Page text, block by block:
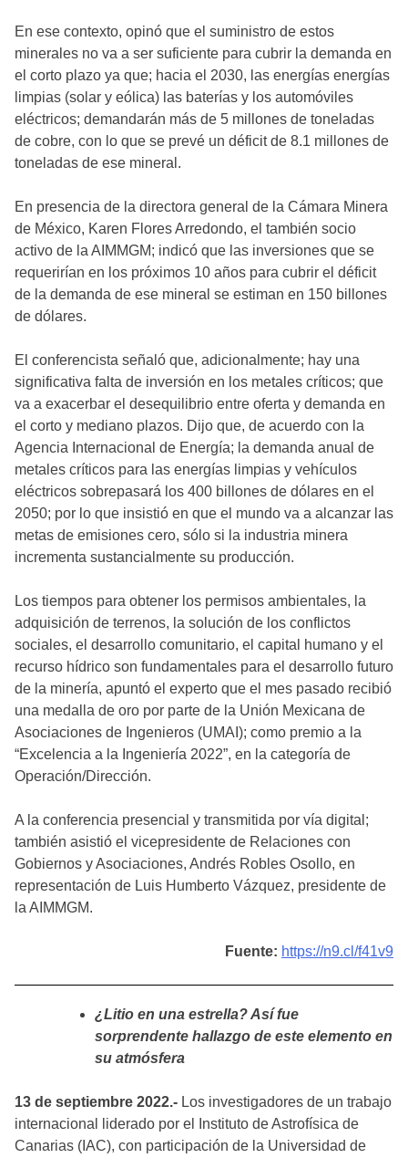
En ese contexto, opinó que el suministro de estos
minerales no va a ser suficiente para cubrir la demanda en
el corto plazo ya que; hacia el 2030, las energías energías
limpias (solar y eólica) las baterías y los automóviles
eléctricos; demandarán más de 5 millones de toneladas
de cobre, con lo que se prevé un déficit de 8.1 millones de
toneladas de ese mineral.
En presencia de la directora general de la Cámara Minera
de México, Karen Flores Arredondo, el también socio
activo de la AIMMGM; indicó que las inversiones que se
requerirían en los próximos 10 años para cubrir el déficit
de la demanda de ese mineral se estiman en 150 billones
de dólares.
El conferencista señaló que, adicionalmente; hay una
significativa falta de inversión en los metales críticos; que
va a exacerbar el desequilibrio entre oferta y demanda en
el corto y mediano plazos. Dijo que, de acuerdo con la
Agencia Internacional de Energía; la demanda anual de
metales críticos para las energías limpias y vehículos
eléctricos sobrepasará los 400 billones de dólares en el
2050; por lo que insistió en que el mundo va a alcanzar las
metas de emisiones cero, sólo si la industria minera
incrementa sustancialmente su producción.
Los tiempos para obtener los permisos ambientales, la
adquisición de terrenos, la solución de los conflictos
sociales, el desarrollo comunitario, el capital humano y el
recurso hídrico son fundamentales para el desarrollo futuro
de la minería, apuntó el experto que el mes pasado recibió
una medalla de oro por parte de la Unión Mexicana de
Asociaciones de Ingenieros (UMAI); como premio a la
“Excelencia a la Ingeniería 2022”, en la categoría de
Operación/Dirección.
A la conferencia presencial y transmitida por vía digital;
también asistió el vicepresidente de Relaciones con
Gobiernos y Asociaciones, Andrés Robles Osollo, en
representación de Luis Humberto Vázquez, presidente de
la AIMMGM.
Fuente: https://n9.cl/f41v9
¿Litio en una estrella? Así fue
sorprendente hallazgo de este elemento en
su atmósfera
13 de septiembre 2022.- Los investigadores de un trabajo
internacional liderado por el Instituto de Astrofísica de
Canarias (IAC), con participación de la Universidad de